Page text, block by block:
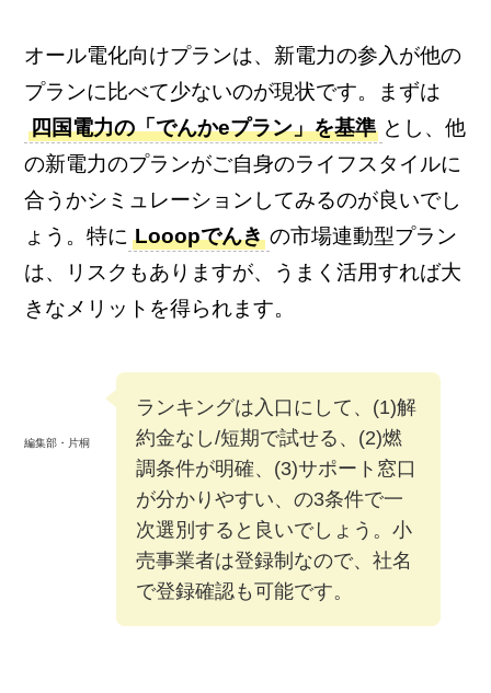
オール電化向けプランは、新電力の参入が他の
プランに比べて少ないのが現状です。まずは
四国電力の「でんかeプラン」を基準 とし、他
の新電力のプランがご自身のライフスタイルに
合うかシミュレーションしてみるのが良いでし
ょう。特に Looopでんき の市場連動型プラン
は、リスクもありますが、うまく活用すれば大
きなメリットを得られます。
編集部・片桐
ランキングは入口にして、(1)解
約金なし/短期で試せる、(2)燃
調条件が明確、(3)サポート窓口
が分かりやすい、の3条件で一
次選別すると良いでしょう。小
売事業者は登録制なので、社名
で登録確認も可能です。